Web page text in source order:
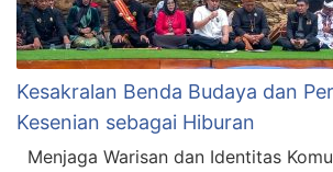
Kesakralan Benda Budaya dan
Kesenian sebagai Hiburan
Menjaga Warisan dan Identitas